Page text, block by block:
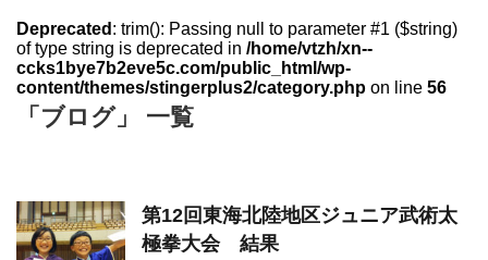
Deprecated : trim(): Passing null to parameter #1 ($string)
of type string is deprecated in /home/vtzh/xn--
ccks1bye7b2eve5c.com/public_html/wp-
content/themes/stingerplus2/category.php on line 56
「ブログ」 一覧
第12回東海北陸地区ジュニア武術太
極拳大会 結果